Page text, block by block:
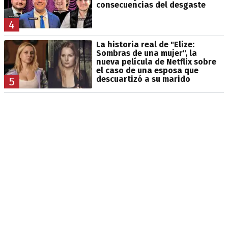
4
consecuencias del desgaste
5
La historia real de "Elize:
Sombras de una mujer", la
nueva película de Netflix sobre
el caso de una esposa que
descuartizó a su marido